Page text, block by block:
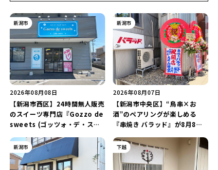
新潟市
2026年08月08日
【新潟市西区】24時間無人販売
のスイーツ専門店『Gozzo de
sweets (ゴッツォ・デ・スイ
店…。一部商品は姉妹店で販売
継続！
新潟市
2026年08月07日
【新潟市中央区】“鳥串×お
酒”のペアリングが楽しめる
『串焼き バラッド』が8月8日
インアップ♪
新潟市 下越